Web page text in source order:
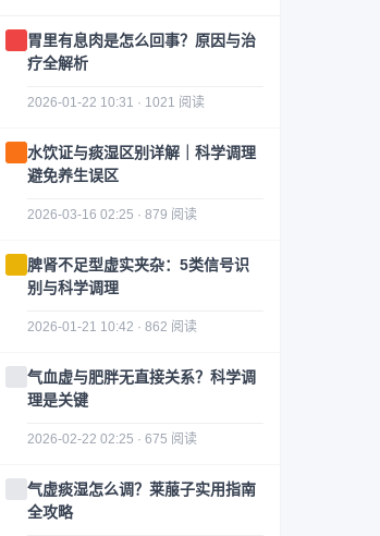
胃里有息肉是怎么回事？原因与治
疗全解析
2026-01-22 10:31 · 1021 阅读
水饮证与痰湿区别详解｜科学调理
避免养生误区
2026-03-16 02:25 · 879 阅读
脾肾不足型虚实夹杂：5类信号识
别与科学调理
2026-01-21 10:42 · 862 阅读
气血虚与肥胖无直接关系？科学调
理是关键
2026-02-22 02:25 · 675 阅读
气虚痰湿怎么调？莱菔子实用指南
全攻略